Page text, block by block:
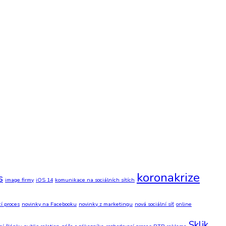
image firmy iOS 14 komunikace na sociálních sítích koronakrize
proces novinky na Facebooku novinky z marketingu nová sociální síť online